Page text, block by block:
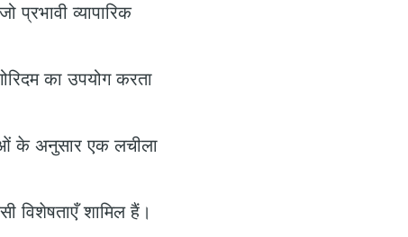
प्रभावी व्यापारिक
का उपयोग करता
के अनुसार एक लचीला
विशेषताएँ शामिल हैं।